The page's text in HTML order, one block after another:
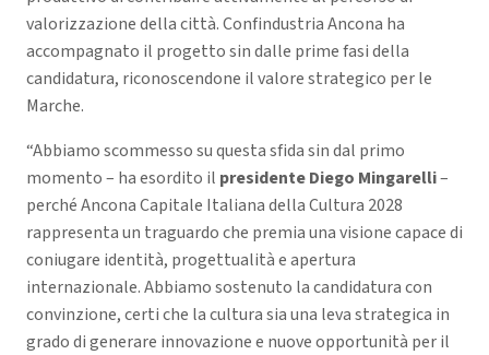
valorizzazione della città. Confindustria Ancona ha
accompagnato il progetto sin dalle prime fasi della
candidatura, riconoscendone il valore strategico per le
Marche.
“Abbiamo scommesso su questa sfida sin dal primo
momento – ha esordito il presidente Diego Mingarelli–
perché Ancona Capitale Italiana della Cultura 2028
rappresenta un traguardo che premia una visione capace di
coniugare identità, progettualità e apertura
internazionale. Abbiamo sostenuto la candidatura con
convinzione, certi che la cultura sia una leva strategica in
grado di generare innovazione e nuove opportunità per il